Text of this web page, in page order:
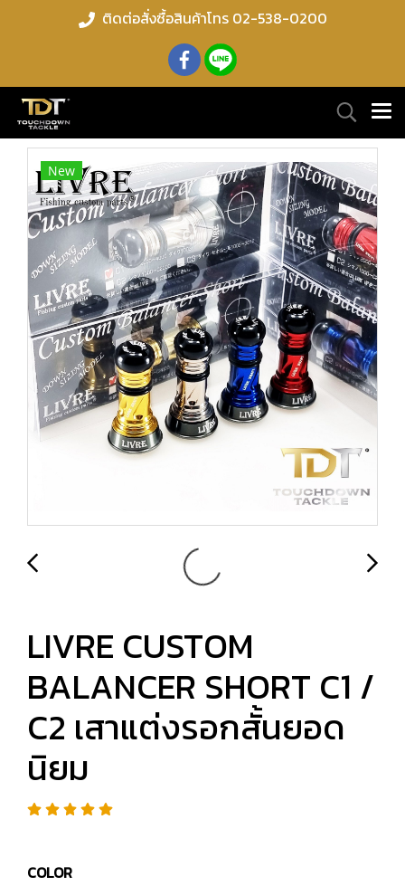
ติดต่อสั่งซื้อสินค้าโทร 02-538-0200
New
LIVRE CUSTOM
BALANCER SHORT C1 /
C2 เสาแต่งรอกสั้นยอด
นิยม
COLOR